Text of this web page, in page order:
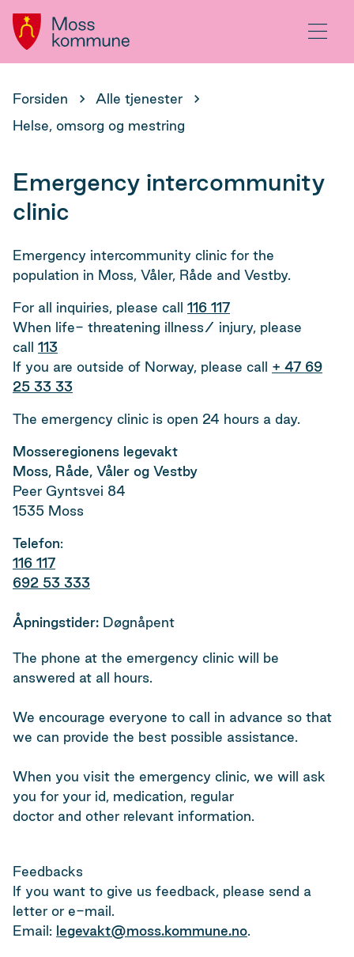
Hovedportal Meny
Du
her:
Forsiden
Alle tjenester
Helse, omsorg og mestring
Emergency intercommunity
clinic
Emergency intercommunity clinic for the
population in Moss, Våler, Råde and Vestby.
For all inquiries, please call 116 117
When life- threatening illness/ injury, please
call 113
If you are outside of Norway, please call + 47 69
25 33 33
The emergency clinic is open 24 hours a day.
Mosseregionens legevakt
Moss, Råde, Våler og Vestby
Peer Gyntsvei 84
1535 Moss
Telefon:
116 117
692 53 333
Åpningstider: Døgnåpent
The phone at the emergency clinic will be
answered at all hours.
We encourage everyone to call in advance so that
we can provide the best possible assistance.
When you visit the emergency clinic, we will ask
you for your id, medication, regular
doctor and other relevant information.
Feedbacks
If you want to give us feedback, please send a
letter or e-mail.
Email: legevakt@moss.kommune.no.